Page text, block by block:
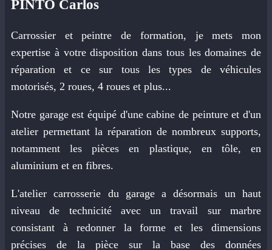
PINTO Carlos
Carrossier et peintre de formation, je mets mon
expertise à votre disposition dans tous les domaines de
réparation et ce sur tous les types de véhicules
motorisés, 2 roues, 4 roues et plus...
Notre garage est équipé d'une cabine de peinture et d'un
atelier permettant la réparation de nombreux supports,
notamment les pièces en plastique, en tôle, en
aluminium et en fibres.
L'atelier carrosserie du garage a désormais un haut
niveau de technicité avec un travail sur marbre
consistant à redonner la forme et les dimensions
précises de la pièce sur la base des données